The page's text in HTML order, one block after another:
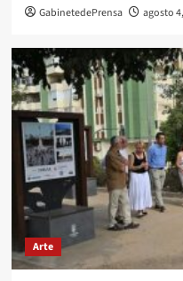
GabinetedePrensa agosto
Arte